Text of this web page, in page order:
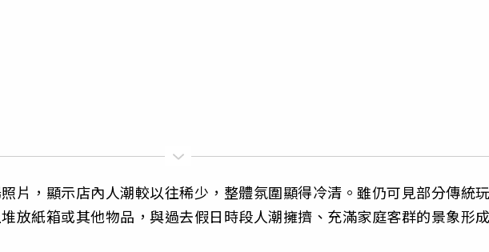
片，顯示店內人潮較以往稀少，整體氛圍顯得冷清。雖仍可見部分傳統
放紙箱或其他物品，與過去假日時段人潮擁擠、充滿家庭客群的景象形